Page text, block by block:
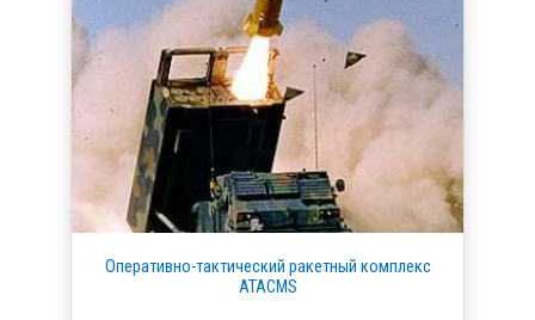
Оперативно-тактический ракетный комплекс
ATACMS